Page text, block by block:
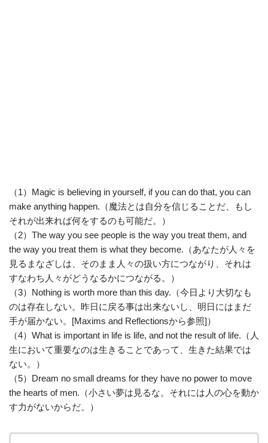
（1）Magic is believing in yourself, if you can do that, you can
make anything happen.（魔法とは自分を信じることだ、もし
それが出来れば何をするのも可能だ。）
（2）The way you see people is the way you treat them, and
the way you treat them is what they become.（あなたが人々を
見るまなざしは、そのまま人々の扱い方につながり、それは
すなわち人々がどうなるかにつながる。）
（3）Nothing is worth more than this day.（今日より大切なも
のは存在しない。昨日に戻る事は出来ないし、明日にはまだ
手が届かない。[Maxims and Reflectionsから参照]）
（4）What is important in life is life, and not the result of life.（人
生において重要なのは生きることであって、生きた結果では
ない。）
（5）Dream no small dreams for they have no power to move
the hearts of men.（小さい夢は見るな。それには人の心を動か
す力がないからだ。）